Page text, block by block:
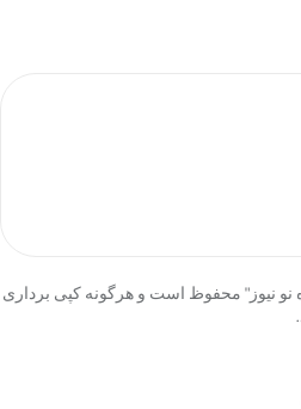
نیوز" محفوظ است و هرگونه کپی برداری